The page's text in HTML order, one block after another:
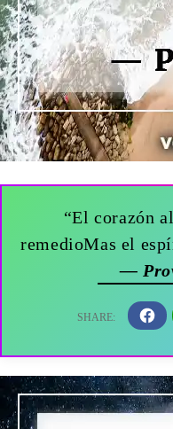
“El corazón
remedioMas el
—